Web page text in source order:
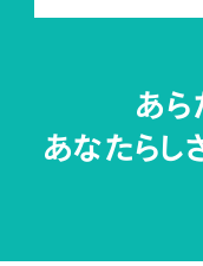
あら
あなたらし